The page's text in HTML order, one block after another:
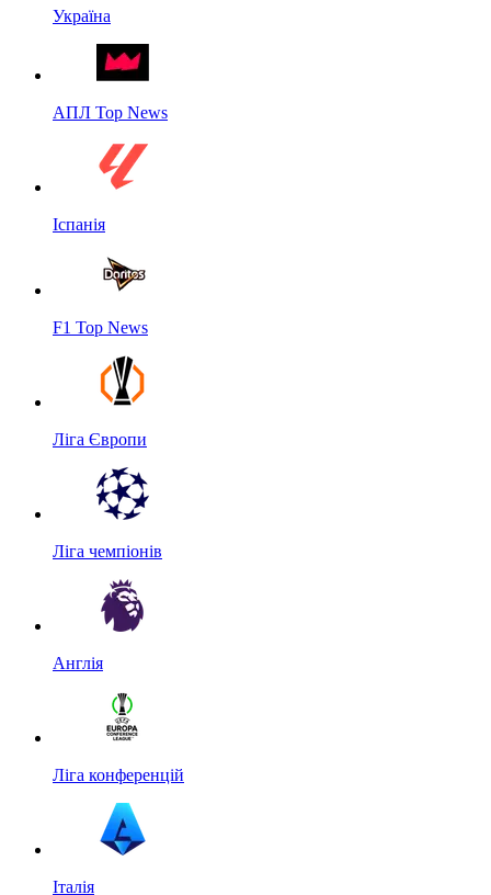
Україна
АПЛ Top News
Іспанія
F1 Top News
Ліга Європи
Ліга чемпіонів
Англія
Ліга конференцій
Італія